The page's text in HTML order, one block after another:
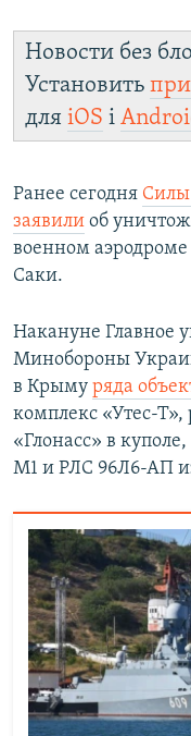
Новости без
Установить
для iOS і
Ранее сегодня Силы
заявили об
военном
Саки.
Накануне Главное
Минобороны
в Крыму ряда
комплекс «Утес-
«Глонасс» в
М1 и РЛС 96Л6-АП